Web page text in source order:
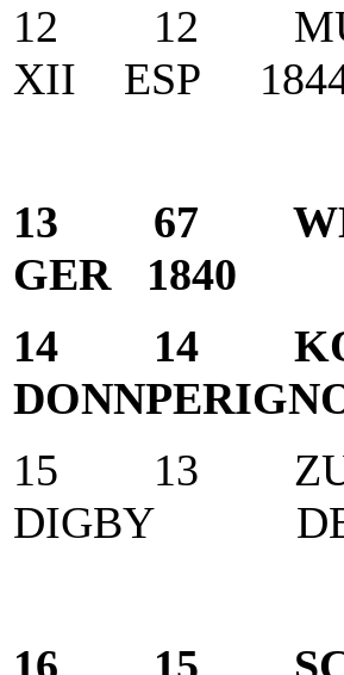
12 12
XII ESP
13 67
GER 1840
14 14
15 13 ZU
DIGBY